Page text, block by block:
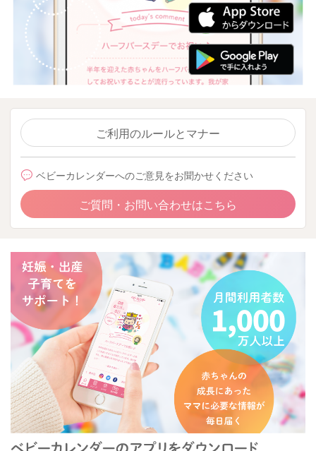
ご利用のルールとマナー
ベビーカレンダーへのご意見をお聞かせください
ご質問・お問い合わせはこちら